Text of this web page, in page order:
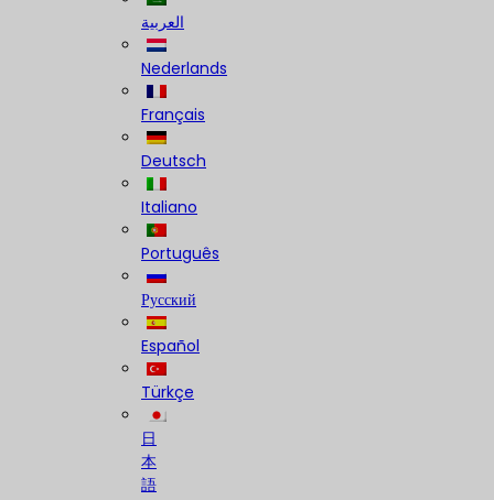
العربية
Nederlands
Français
Deutsch
Italiano
Português
Русский
Español
Türkçe
日
本
語